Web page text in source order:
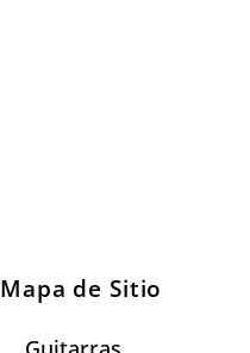
Mapa de Sitio